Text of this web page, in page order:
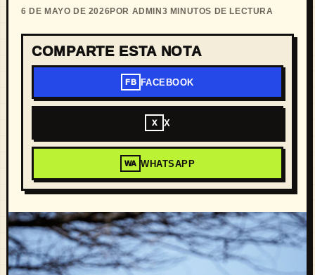
6 DE MAYO DE 2026POR ADMIN 3 MINUTOS DE LECTURA
COMPARTE ESTA NOTA
FB FACEBOOK
X X
WA WHATSAPP